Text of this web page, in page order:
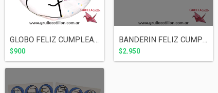
GLOBO FELIZ CUMPLEAÑOS FLORK MEME 45 cm
$900
BANDERIN FELIZ CUMPLE FLORK MEME
$2.950